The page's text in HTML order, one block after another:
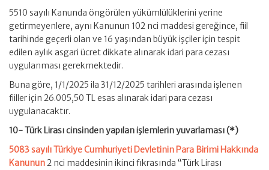
5510 sayılı Kanunda öngörülen yükümlülüklerini yerine
getirmeyenlere, aynı Kanunun 102 nci maddesi gereğince, fiil
tarihinde geçerli olan ve 16 yaşından büyük işçiler için tespit
edilen aylık asgari ücret dikkate alınarak idari para cezası
uygulanması gerekmektedir.
Buna göre, 1/1/2025 ila 31/12/2025 tarihleri arasında işlenen
fiiller için 26.005,50 TL esas alınarak idari para cezası
uygulanacaktır.
10- Türk Lirası cinsinden yapılan işlemlerin yuvarlaması (*)
5083 sayılı Türkiye Cumhuriyeti Devletinin Para Birimi Hakkında
Kanunun2 nci maddesinin ikinci fıkrasında “Türk Lirası